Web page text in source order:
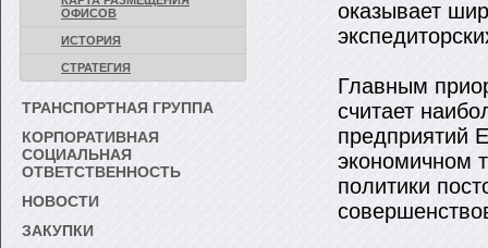
ОФИСОВ
ИСТОРИЯ
СТРАТЕГИЯ
ТРАНСПОРТНАЯ ГРУППА
КОРПОРАТИВНАЯ
СОЦИАЛЬНАЯ
ОТВЕТСТВЕННОСТЬ
НОВОСТИ
ЗАКУПКИ
оказывает
Главным
считает
предприятий
экономичном
политики